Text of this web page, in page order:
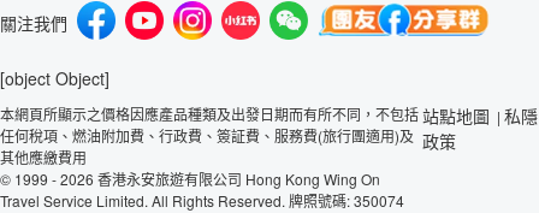
關注我們
[object Object]
本網頁所顯示之價格因應產品種類及出發日期而有所不同，不包括
任何稅項、燃油附加費、行政費、簽証費、服務費(旅行團適用)及
其他應繳費用
© 1999 - 2026 香港永安旅遊有限公司 Hong Kong Wing On
Travel Service Limited. All Rights Reserved. 牌照號碼: 350074
站點地圖 | 私隱
政策